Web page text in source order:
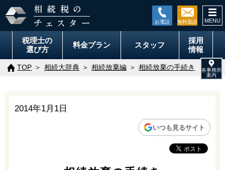
税理士の
選び方
料金プラン スタッフ
採用
情報
TOP 相続大辞典 相続放棄編 相続放棄の手続き
2014年1月1日
いつも見るサイト